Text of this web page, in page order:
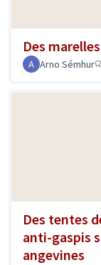
Des
Arno Sémhur
Des tentes
anti-gaspis
angevines